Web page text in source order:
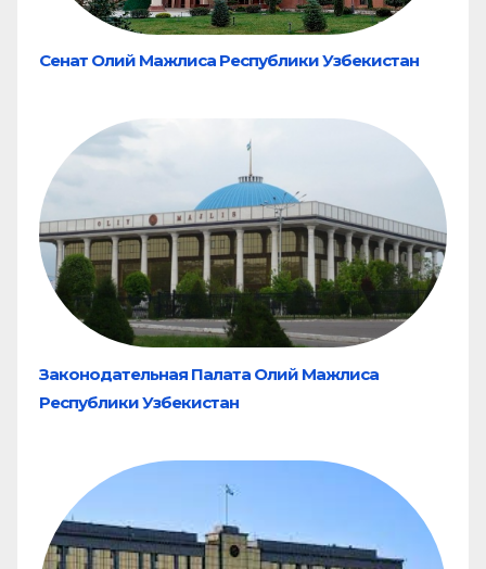
Сенат Олий Мажлиса Республики Узбекистан
Законодательная Палата Олий Мажлиса
Республики Узбекистан